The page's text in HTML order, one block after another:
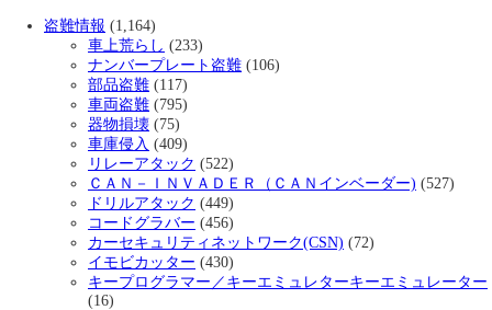
盗難情報 (1,164)
車上荒らし (233)
ナンバープレート盗難 (106)
部品盗難 (117)
車両盗難 (795)
器物損壊 (75)
車庫侵入 (409)
リレーアタック (522)
ＣＡＮ－ＩＮＶＡＤＥＲ（ＣＡＮインベーダー) (527)
ドリルアタック (449)
コードグラバー (456)
カーセキュリティネットワーク(CSN) (72)
イモビカッター (430)
キープログラマー／キーエミュレターキーエミュレーター
(16)